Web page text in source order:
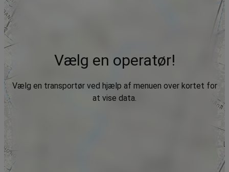
Vælg en operatør!
Vælg en transportør ved hjælp af menuen over kortet for
at vise data.